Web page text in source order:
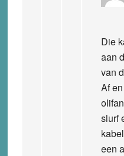
Die
aan
van
Af
slurf
een